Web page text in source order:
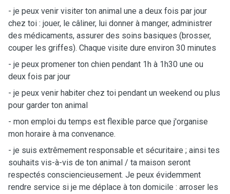
- je peux venir visiter ton animal une a deux fois par jour
chez toi : jouer, le câliner, lui donner à manger, administrer
des médicaments, assurer des soins basiques (brosser,
couper les griffes). Chaque visite dure environ 30 minutes
- je peux promener ton chien pendant 1h à 1h30 une ou
deux fois par jour
- je peux venir habiter chez toi pendant un weekend ou plus
pour garder ton animal
- mon emploi du temps est flexible parce que j'organise
mon horaire à ma convenance.
- je suis extrêmement responsable et sécuritaire ; ainsi tes
souhaits vis-à-vis de ton animal / ta maison seront
respectés consciencieusement. Je peux évidemment
rendre service si je me déplace à ton domicile : arroser les